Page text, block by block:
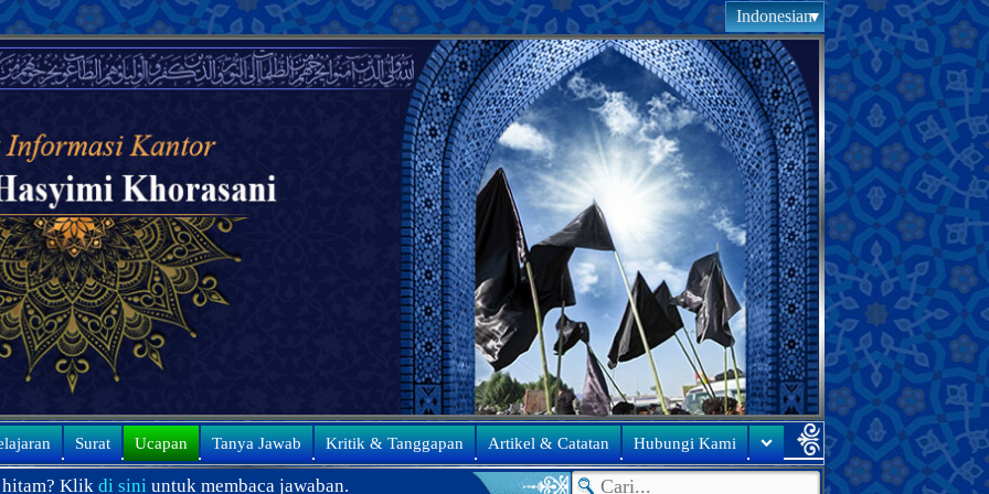
Indonesian
Surat Ucapan Tanya Jawab Kritik & Tanggapan Artikel & Catatan Hubungi Kami
di siniuntuk membaca jawaban. ●